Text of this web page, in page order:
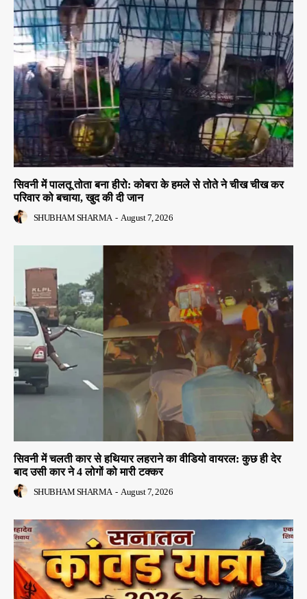
सिवनी में पालतू तोता बना हीरो: कोबरा के हमले से तोते ने चीख चीख कर
परिवार को बचाया, खुद की दी जान
SHUBHAM SHARMA - August 7, 2026
सिवनी में चलती कार से हथियार लहराने का वीडियो वायरल: कुछ ही देर
बाद उसी कार ने 4 लोगों को मारी टक्कर
SHUBHAM SHARMA - August 7, 2026